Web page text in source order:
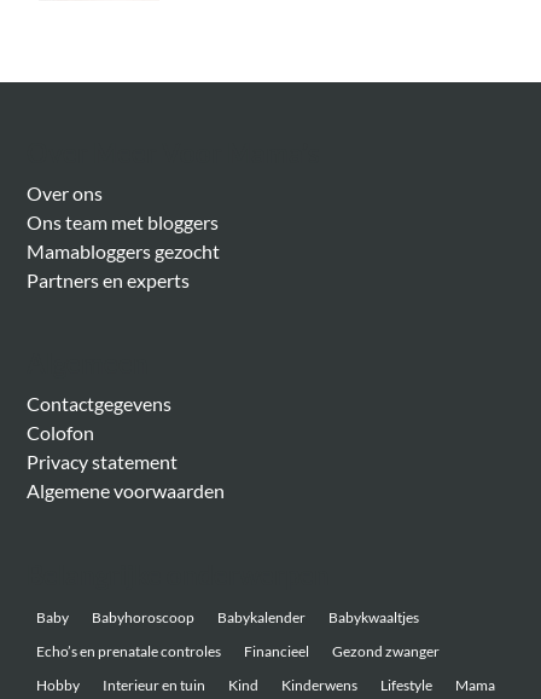
Over ons
Ons team met bloggers
Mamabloggers gezocht
Partners en experts
Contactgegevens
Colofon
Privacy statement
Algemene voorwaarden
Baby Babyhoroscoop Babykalender
Babykwaaltjes
Echo’s en prenatale controles
Financieel
Gezond zwanger
Hobby
Interieur en tuin Kind Kinderwens Lifestyle
Mama